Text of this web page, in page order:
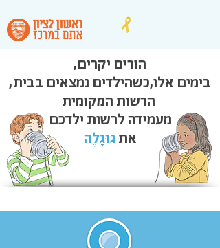
הורים יקרים,
בימים אלו,כשהילדים נמצאים בבית,
הרשות המקומית
מעמידה לרשות ילדכם
אתגוּגָלֶה